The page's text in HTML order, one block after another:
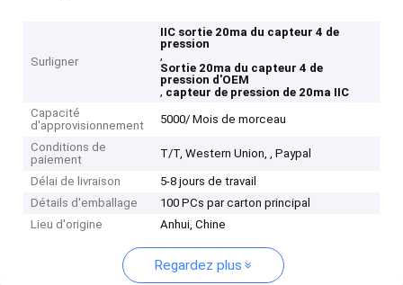
Surligner
IIC sortie 20ma du capteur 4 de
pression
,
Sortie 20ma du capteur 4 de
pression d'OEM
, capteur de pression de 20ma IIC
Capacité
d'approvisionnement
5000/ Mois de morceau
Conditions de
paiement
T/T, Western Union, , Paypal
Délai de livraison
5-8 jours de travail
Détails d'emballage
100 PCs par carton principal
Lieu d'origine
Anhui, Chine
Regardez plus